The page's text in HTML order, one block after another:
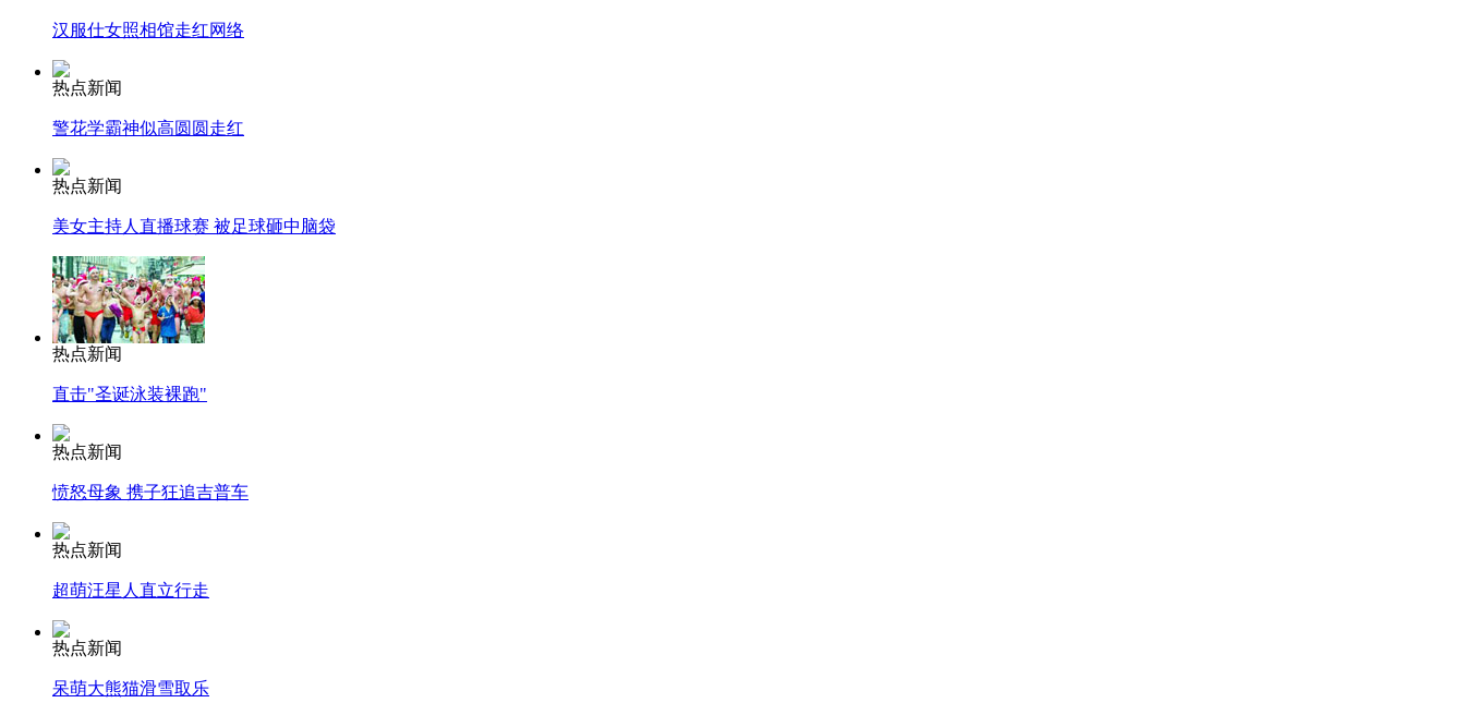
纽约上演“枕头大战”
汉服仕女照相馆走红网络
热点新闻
警花学霸神似高圆圆走红
热点新闻
美女主持人直播球赛 被足球砸中脑袋
热点新闻
直击"圣诞泳装裸跑"
热点新闻
愤怒母象 携子狂追吉普车
热点新闻
超萌汪星人直立行走
热点新闻
呆萌大熊猫滑雪取乐